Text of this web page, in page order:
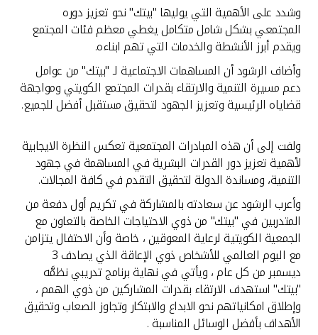
مصر
المملكة المتحدة
مملكة البحرين
وشدد على الأهمية التي يوليها "بيتك" نحو تعزيز دوره
المجتمعي بشكل شامل متكامل يغطي معظم فئات المجتمع
ويقدم أبرز الأنشطة والخدمات التي تهم ابناءه.
وأضاف الرشود أن المساهمات الاجتماعية لـ "بيتك" من عوامل
دعم مسيرة التنمية والارتقاء بقدرات المجتمع الكويتي ومواجهة
قضاياه الرئيسية وتعزيز الجهود لتحقيق مستقبل أفضل للجميع.
ولفت إلى أن هذه المبادرات المجتمعية تعكس النظرة الايجابية
لأهمية تعزيز دور القدرات البشرية في المساهمة في جهود
التنمية، ومساندة الدولة لتحقيق التقدم في كافة المجالات.
وأعرب الرشود عن سعادته بالمشاركة في تكريم أول دفعة من
المتدربين في "بيتك" من ذوي الاحتياجات الخاصة بالتعاون مع
الجمعية الكويتية لرعاية المعوقين ، خاصة وأن الاحتفال يتزامن
مع اليوم العالمي للأشخاص ذوي الإعاقة الذي يصادف 3
ديسمبر من كل عام ، ويأتي في نهاية برنامج تدريبي نظمَّه
"بيتك" استهدف الارتقاء بقدرات المشاركين من ذوي الهمم ،
وإطلاق امكانياتهم نحو الابداع والابتكار وتجاوز الصعاب وتحقيق
الأهداف بأفضل الوسائل المناسبة .